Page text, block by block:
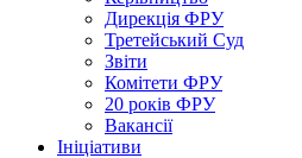
Дирекція ФРУ
Третейський Суд
Звіти
Комітети ФРУ
20 років ФРУ
Вакансії
Ініціативи